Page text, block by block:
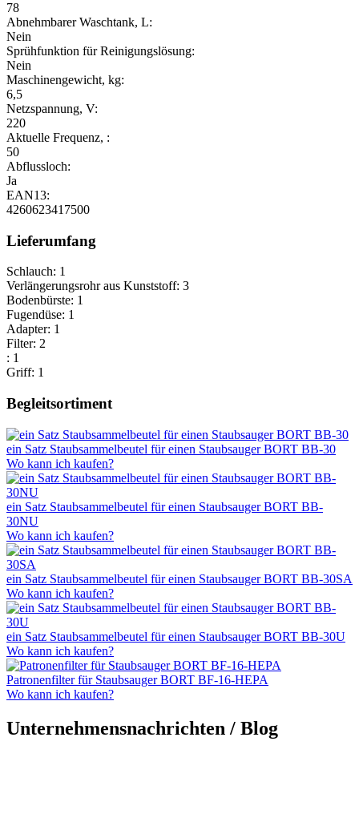
78
Abnehmbarer Waschtank, L:
Nein
Sprühfunktion für Reinigungslösung:
Nein
Maschinengewicht, kg:
6,5
Netzspannung, V:
220
Aktuelle Frequenz, :
50
Abflussloch:
Ja
EAN13:
4260623417500
Lieferumfang
Schlauch: 1
Verlängerungsrohr aus Kunststoff: 3
Bodenbürste: 1
Fugendüse: 1
Adapter: 1
Filter: 2
: 1
Griff: 1
Begleitsortiment
ein Satz Staubsammelbeutel für einen Staubsauger BORT BB-30
Wo kann ich kaufen?
ein Satz Staubsammelbeutel für einen Staubsauger BORT BB-
30NU
Wo kann ich kaufen?
ein Satz Staubsammelbeutel für einen Staubsauger BORT BB-30SA
Wo kann ich kaufen?
ein Satz Staubsammelbeutel für einen Staubsauger BORT BB-30U
Wo kann ich kaufen?
Patronenfilter für Staubsauger BORT BF-16-HEPA
Wo kann ich kaufen?
Unternehmensnachrichten / Blog